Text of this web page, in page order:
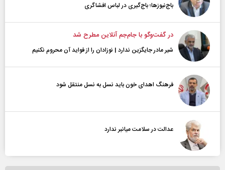
باج‌نیوزها؛ باج‌گیری در لباس افشاگری
در گفت‌و‌گو با جام‌جم آنلاین مطرح شد
شیر مادر جایگزین ندارد | نوزادان را از فواید آن محروم نکنیم
فرهنگ اهدای خون باید نسل به نسل منتقل شود
عدالت در سلامت میانبر ندارد